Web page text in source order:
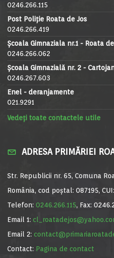
0246.266.115
Post Poliție Roata de Jos
0246.266.419
Școala Gimnaziala nr.1 - Roata
0246.266.062
Școala Gimnazială nr. 2 -
0246.267.603
Enel - deranjamente
021.9291
Vedeți toate contactele utile
ADRESA PRIMĂRIEI
Str. Republicii nr. 65, Comuna
România, cod poștal: 087195,
Telefon: 0246.266.115, Fax:
Email 1:
Email 2:
Contact: Pagina de contact